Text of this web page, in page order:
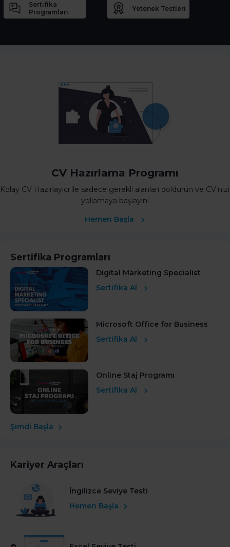
Sertifika
Programları
Yetenek Testleri
CV Hazırlama Programı
Kolay CV Hazırlayıcı ile sadece gerekli alanları doldurun ve CV’nizi
yollamaya başlayın!
Hemen Başla
Sertifika Programları
Digital Marketing Specialist
Sertifika Al
Microsoft Office for Business
Sertifika Al
Online Staj Programı
Sertifika Al
Şimdi Başla
Kariyer Araçları
İngilizce Seviye Testi
Hemen Başla